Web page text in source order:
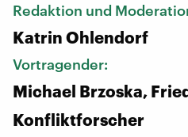
Redaktion und
Katrin Ohlendorf
Vortragender:
Michael Brzoska,
Konfliktforscher